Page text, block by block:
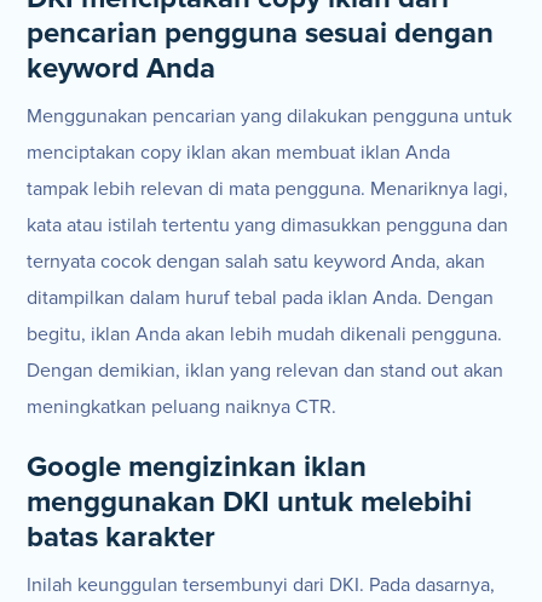
pencarian pengguna sesuai dengan
keyword Anda
Menggunakan pencarian yang dilakukan pengguna untuk
menciptakan copy iklan akan membuat iklan Anda
tampak lebih relevan di mata pengguna. Menariknya lagi,
kata atau istilah tertentu yang dimasukkan pengguna dan
ternyata cocok dengan salah satu keyword Anda, akan
ditampilkan dalam huruf tebal pada iklan Anda. Dengan
begitu, iklan Anda akan lebih mudah dikenali pengguna.
Dengan demikian, iklan yang relevan dan stand out akan
meningkatkan peluang naiknya CTR.
Google mengizinkan iklan
menggunakan DKI untuk melebihi
batas karakter
Inilah keunggulan tersembunyi dari DKI. Pada dasarnya,